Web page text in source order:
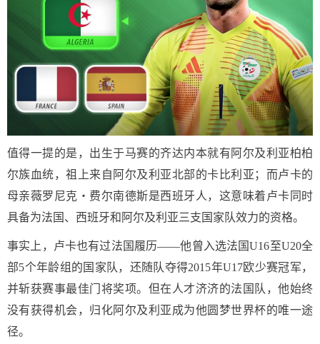
值得一提的是，出生于马赛的齐达内本就有阿尔及利亚柏柏
尔族血统，祖上来自阿尔及利亚北部的卡比利亚；而卢卡的
母亲薇罗尼克・费尔南德斯是西班牙人，这意味着卢卡同时
具备为法国、西班牙和阿尔及利亚三支国家队效力的资格。
事实上，卢卡也有过法国履历——他曾入选法国U16至U20全
部5个年龄组的国家队，还随队夺得2015年U17欧少赛冠军，
并斩获赛事最佳门将奖项。但在人才济济的法国队，他始终
没有获得机会，归化阿尔及利亚成为他圆梦世界杯的唯一途
径。